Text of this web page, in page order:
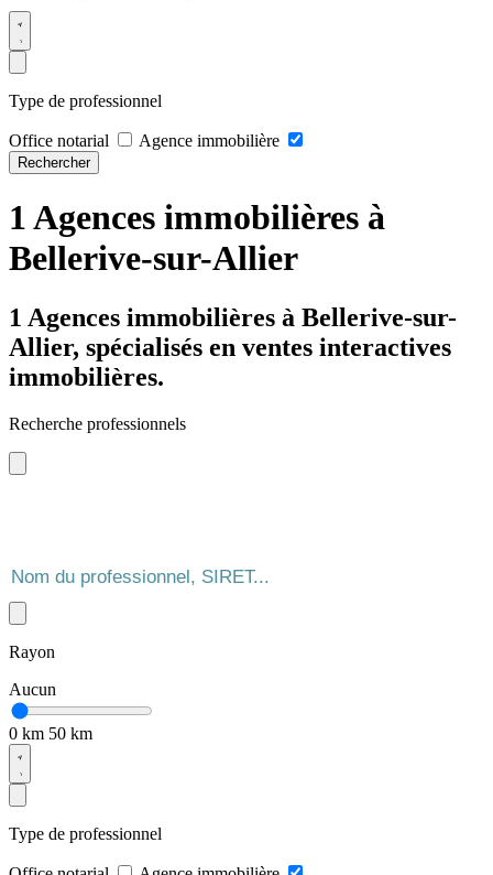
Type de professionnel
Office notarial Agence immobilière
Rechercher
1 Agences immobilières à
Bellerive-sur-Allier
1 Agences immobilières à Bellerive-sur-
Allier, spécialisés en ventes interactives
immobilières.
Recherche professionnels
Rayon
Aucun
0 km 50 km
Type de professionnel